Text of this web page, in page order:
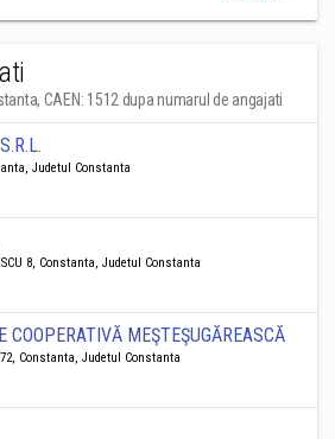
CAEN: 1512 dupa numarul de angajati
Judetul Constanta
8, Constanta, Judetul Constanta
COOPERATIVĂ MEŞTEŞUGĂREASCĂ
Constanta, Judetul Constanta